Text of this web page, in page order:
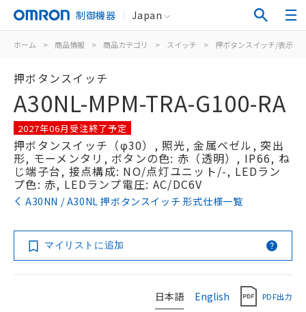
制御機器 Japan
ホーム > 商品情報 > 商品カテゴリ > スイッチ > 押ボタンスイッチ/表示灯
押ボタンスイッチ
A30NL-MPM-TRA-G100-RA
2027年06月受注終了予定
押ボタンスイッチ（φ30）, 照光, 金属ベゼル, 突出
形, モーメンタリ, ボタンの色: 赤（透明）, IP66, ね
じ端子台, 接点構成: NO/点灯ユニット/-, LEDラン
プ色: 赤, LEDランプ電圧: AC/DC6V
A30NN / A30NL 押ボタンスイッチ 形式仕様一覧
マイリストに追加
日本語 English PDF出力